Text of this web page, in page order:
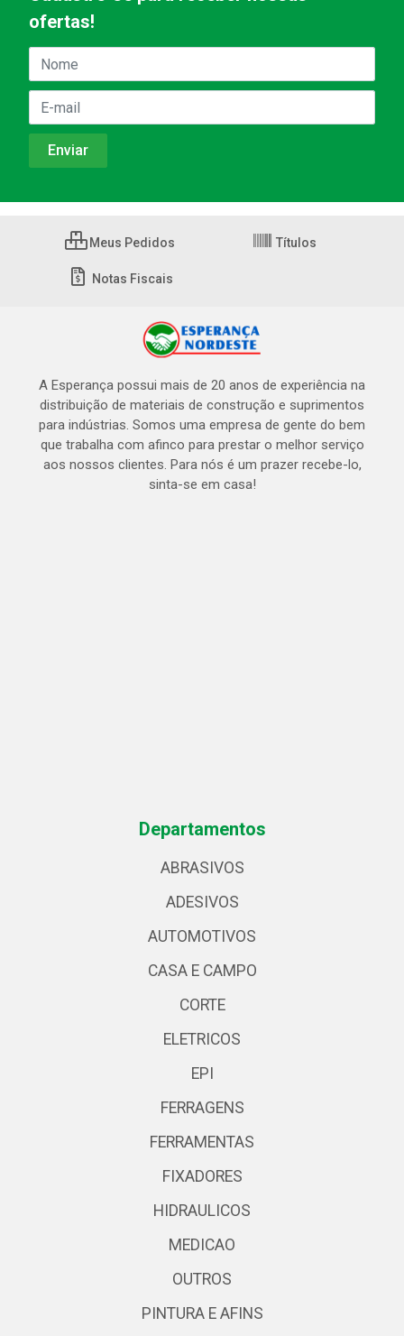
ofertas!
Meus Pedidos Títulos
Notas Fiscais
A Esperança possui mais de 20 anos de experiência na
distribuição de materiais de construção e suprimentos
para indústrias. Somos uma empresa de gente do bem
que trabalha com afinco para prestar o melhor serviço
aos nossos clientes. Para nós é um prazer recebe-lo,
sinta-se em casa!
Departamentos
ABRASIVOS
ADESIVOS
AUTOMOTIVOS
CASA E CAMPO
CORTE
ELETRICOS
EPI
FERRAGENS
FERRAMENTAS
FIXADORES
HIDRAULICOS
MEDICAO
OUTROS
PINTURA E AFINS